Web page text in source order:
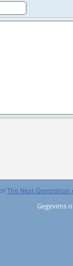
The Next
Gegevens